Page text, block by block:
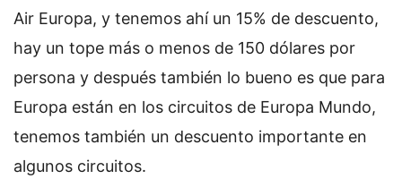
Air Europa, y tenemos ahí un 15% de descuento,
hay un tope más o menos de 150 dólares por
persona y después también lo bueno es que para
Europa están en los circuitos de Europa Mundo,
tenemos también un descuento importante en
algunos circuitos.